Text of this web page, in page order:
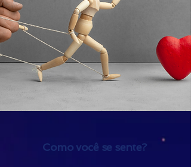
Como você se sente?